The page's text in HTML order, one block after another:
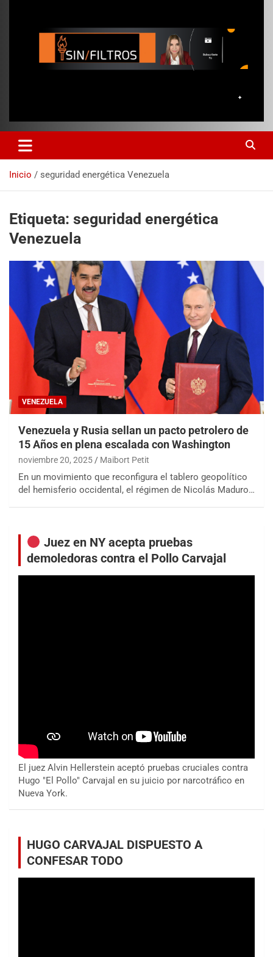
Inicio seguridad energética Venezuela
Etiqueta: seguridad energética
Venezuela
VENEZUELA
Venezuela y Rusia sellan un pacto petrolero de
15 Años en plena escalada con Washington
noviembre 20, 2025 Maibort Petit
En un movimiento que reconfigura el tablero geopolítico
del hemisferio occidental, el régimen de Nicolás Maduro…
Juez en NY acepta pruebas
demoledoras contra el Pollo Carvajal
El juez Alvin Hellerstein aceptó pruebas cruciales contra
Hugo "El Pollo" Carvajal en su juicio por narcotráfico en
Nueva York.
HUGO CARVAJAL DISPUESTO A
CONFESAR TODO